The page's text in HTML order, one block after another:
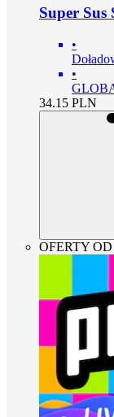
Super
•
•
34.15 PLN
OFERTY